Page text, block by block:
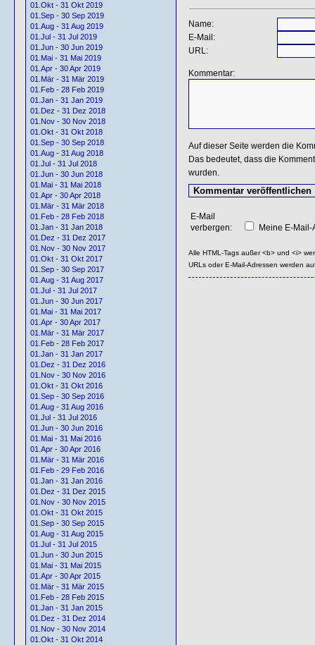
01.Okt - 31 Okt 2019
01.Sep - 30 Sep 2019
01.Aug - 31 Aug 2019
01.Jul - 31 Jul 2019
01.Jun - 30 Jun 2019
01.Mai - 31 Mai 2019
01.Apr - 30 Apr 2019
01.Mär - 31 Mär 2019
01.Feb - 28 Feb 2019
01.Jan - 31 Jan 2019
01.Dez - 31 Dez 2018
01.Nov - 30 Nov 2018
01.Okt - 31 Okt 2018
01.Sep - 30 Sep 2018
01.Aug - 31 Aug 2018
01.Jul - 31 Jul 2018
01.Jun - 30 Jun 2018
01.Mai - 31 Mai 2018
01.Apr - 30 Apr 2018
01.Mär - 31 Mär 2018
01.Feb - 28 Feb 2018
01.Jan - 31 Jan 2018
01.Dez - 31 Dez 2017
01.Nov - 30 Nov 2017
01.Okt - 31 Okt 2017
01.Sep - 30 Sep 2017
01.Aug - 31 Aug 2017
01.Jul - 31 Jul 2017
01.Jun - 30 Jun 2017
01.Mai - 31 Mai 2017
01.Apr - 30 Apr 2017
01.Mär - 31 Mär 2017
01.Feb - 28 Feb 2017
01.Jan - 31 Jan 2017
01.Dez - 31 Dez 2016
01.Nov - 30 Nov 2016
01.Okt - 31 Okt 2016
01.Sep - 30 Sep 2016
01.Aug - 31 Aug 2016
01.Jul - 31 Jul 2016
01.Jun - 30 Jun 2016
01.Mai - 31 Mai 2016
01.Apr - 30 Apr 2016
01.Mär - 31 Mär 2016
01.Feb - 29 Feb 2016
01.Jan - 31 Jan 2016
01.Dez - 31 Dez 2015
01.Nov - 30 Nov 2015
01.Okt - 31 Okt 2015
01.Sep - 30 Sep 2015
01.Aug - 31 Aug 2015
01.Jul - 31 Jul 2015
01.Jun - 30 Jun 2015
01.Mai - 31 Mai 2015
01.Apr - 30 Apr 2015
01.Mär - 31 Mär 2015
01.Feb - 28 Feb 2015
01.Jan - 31 Jan 2015
01.Dez - 31 Dez 2014
01.Nov - 30 Nov 2014
01.Okt - 31 Okt 2014
Name:
E-Mail:
URL:
Kommentar:
Auf dieser Seite werden die
Das bedeutet, dass die
wurden.
E-Mail
verbergen:
Meine E-
Alle HTML-Tags außer <b> und <i>
URLs oder E-Mail-Adressen werden